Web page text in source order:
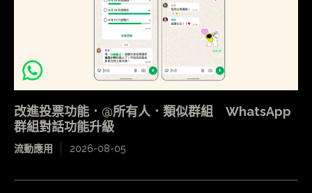
改進投票功能．@所有人．類似群組 WhatsApp
群組對話功能升級
流動應用 2026-08-05